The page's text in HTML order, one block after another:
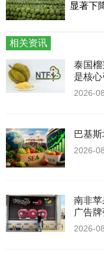
显著下
相关资讯
泰国
是核心
2026-
巴基
2026-
南非
广告
2026-